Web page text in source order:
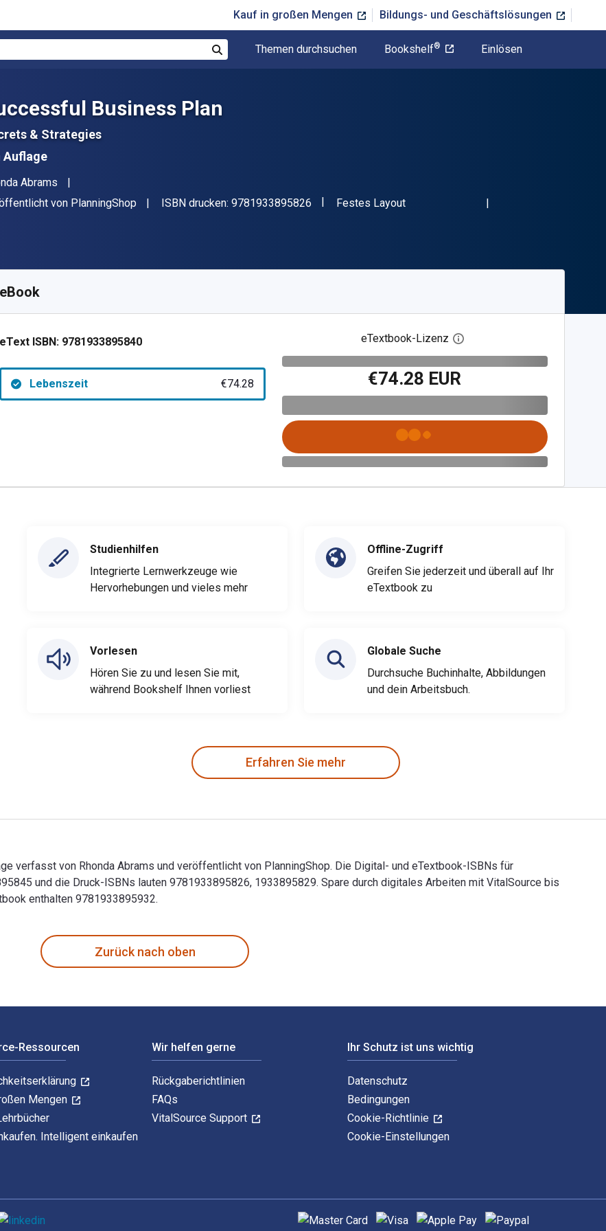
Kauf in großen Mengen Bildungs- und Geschäftslösungen
Themen durchsuchen Bookshelf® Einlösen
Business Plan
& Strategies
Auflage
Abrams
von PlanningShop ISBN drucken: 9781933895826 "ISBN-13 9781933895826"
Format
Festes Layout
eBook
eText ISBN: 9781933895840
Lebenszeit €74.28
eTextbook-Lizenz Digitalen Lizenzdialog öffnen
€74.28 EUR
Studienhilfen
Integrierte Lernwerkzeuge wie
Hervorhebungen und vieles mehr
Vorlesen
Hören Sie zu und lesen Sie mit,
während Bookshelf Ihnen vorliest
Offline-Zugriff
Greifen Sie jederzeit und überall auf Ihr
eTextbook zu
Globale Suche
Durchsuche Buchinhalte, Abbildungen
und dein Arbeitsbuch.
Erfahren Sie mehr
verfasst von Rhonda Abrams und veröffentlicht von PlanningShop. Die Digital- und eTextbook-ISBNs für
und die Druck-ISBNs lauten 9781933895826, 1933895829. Spare durch digitales Arbeiten mit VitalSource bis
enthalten 9781933895932.
Zurück nach oben
Ressourcen
Mengen
Intelligent einkaufen
Wir helfen gerne
Rückgaberichtlinien
FAQs
VitalSource Support
Ihr Schutz ist uns wichtig
Datenschutz
Bedingungen
Cookie-Richtlinie
Cookie-Einstellungen
Unterstützte Zahlungsmethoden